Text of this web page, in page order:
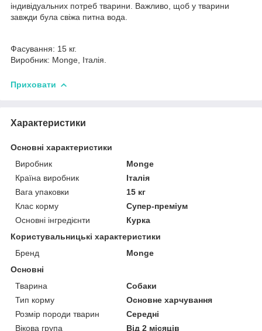
індивідуальних потреб тварини. Важливо, щоб у тварини
завжди була свіжа питна вода.
Фасування: 15 кг.
Виробник: Monge, Італія.
Приховати
Характеристики
Основні характеристики
Виробник
Monge
Країна виробник
Італія
Вага упаковки
15 кг
Клас корму
Супер-преміум
Основні інгредієнти
Курка
Користувальницькі характеристики
Бренд
Monge
Основні
Тварина
Собаки
Тип корму
Основне харчування
Розмір породи тварин
Середні
Вікова група
Від 2 місяців